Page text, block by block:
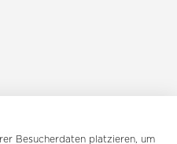
Besucherdaten platzieren, um